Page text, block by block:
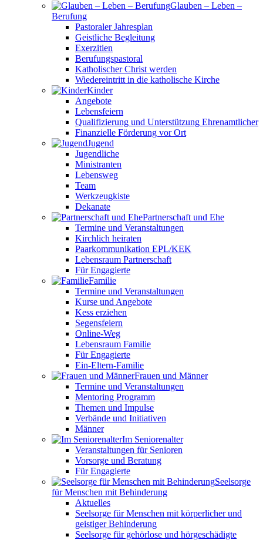
Glauben – Leben –
Berufung
Pastoraler Jahresplan
Geistliche Begleitung
Exerzitien
Berufungspastoral
Katholischer Christ werden
Wiedereintritt in die katholische Kirche
Kinder
Angebote
Lebensfeiern
Qualifizierung und Unterstützung Ehrenamtlicher
Finanzielle Förderung vor Ort
Jugend
Jugendliche
Ministranten
Lebensweg
Team
Werkzeugkiste
Dekanate
Partnerschaft und Ehe
Termine und Veranstaltungen
Kirchlich heiraten
Paarkommunikation EPL/KEK
Lebensraum Partnerschaft
Für Engagierte
Familie
Termine und Veranstaltungen
Kurse und Angebote
Kess erziehen
Segensfeiern
Online-Weg
Lebensraum Familie
Für Engagierte
Ein-Eltern-Familie
Frauen und Männer
Termine und Veranstaltungen
Mentoring Programm
Themen und Impulse
Verbände und Initiativen
Männer
Im Seniorenalter
Veranstaltungen für Senioren
Vorsorge und Beratung
Für Engagierte
Seelsorge
für Menschen mit Behinderung
Aktuelles
Seelsorge für Menschen mit körperlicher und
geistiger Behinderung
Seelsorge für gehörlose und hörgeschädigte